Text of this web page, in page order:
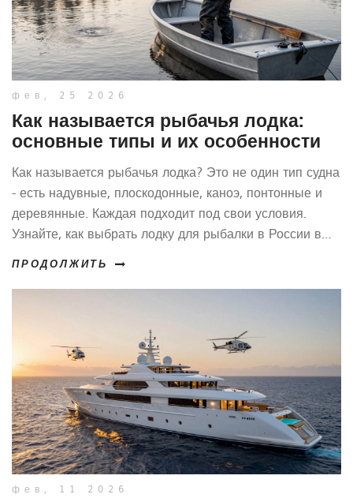
фев, 25 2026
Как называется рыбачья лодка:
основные типы и их особенности
Как называется рыбачья лодка? Это не один тип судна
- есть надувные, плоскодонные, каноэ, понтонные и
деревянные. Каждая подходит под свои условия.
Узнайте, как выбрать лодку для рыбалки в России в
ПРОДОЛЖИТЬ
фев, 11 2026